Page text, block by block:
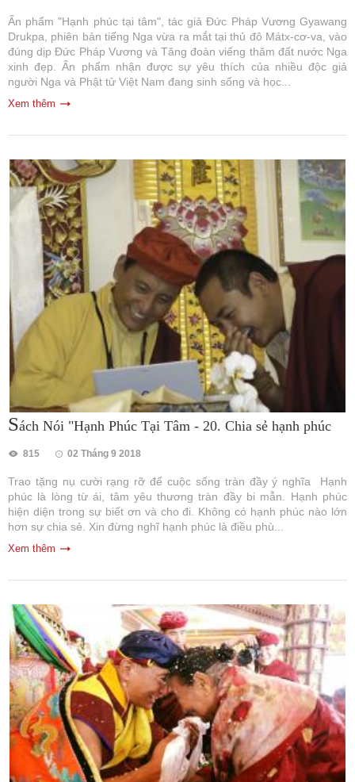
Ấn phẩm "Hạnh phúc tại tâm", tác giả Đức Pháp Vương Gyawang
Drukpa, phiên bản tiếng Nga vừa ra mắt tại thủ đô Mátx-cơ-va, vào
đúng dịp Đức Pháp Vương và Tăng đoàn viếng thăm đất nước Nga
xinh đẹp. Ấn phẩm nhận được sự yêu thích của nhiều độc giả
người Nga và Phật tử Việt Nam đang sinh sống và học...
Xem thêm
Sách Nói "Hạnh Phúc Tại Tâm - 20. Chia sẻ hạnh phúc
815 02 Tháng 9 2018
Trao tặng nụ cười rạng rỡ để cuộc sống tràn đầy ý nghĩa Hạnh
phúc là lòng từ ái, tâm yêu thương tràn đầy bi mẫn. Hạnh phúc
hiện diện trong sự biết ơn và cho đi. Không có hạnh phúc nào lớn
hơn sự chia sẻ. Xin đừng nghĩ hạnh phúc là điều phù...
Xem thêm